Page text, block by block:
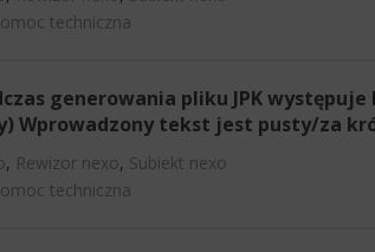
techniczna
generowania pliku JPK występuje
Wprowadzony tekst jest pusty/za
, Rewizor nexo, Subiekt nexo
techniczna